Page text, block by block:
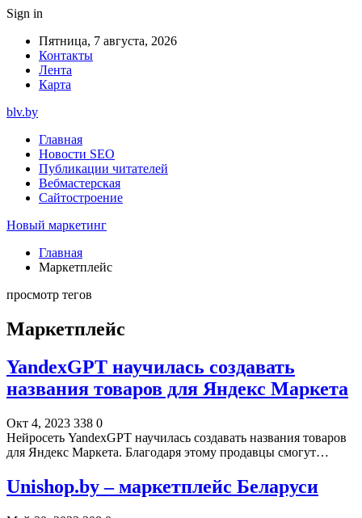
Sign in
Пятница, 7 августа, 2026
Контакты
Лента
Карта
blv.by
Главная
Новости SEO
Публикации читателей
Вебмастерская
Сайтостроение
Новый маркетинг
Главная
Маркетплейс
просмотр тегов
Маркетплейс
YandexGPT научилась создавать
названия товаров для Яндекс Маркета
Окт 4, 2023 338 0
Нейросеть YandexGPT научилась создавать названия товаров
для Яндекс Маркета. Благодаря этому продавцы смогут…
Unishop.by – маркетплейс Беларуси